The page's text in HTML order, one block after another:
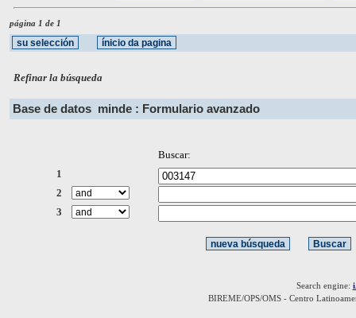
página 1 de 1
Refinar la búsqueda
Base de datos minde : Formulario avanzado
Buscar:
1
2
3
Search engine:
BIREME/OPS/OMS - Centro